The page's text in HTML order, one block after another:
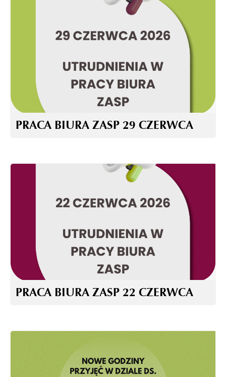
PRACA BIURA ZASP 29 CZERWCA
PRACA BIURA ZASP 22 CZERWCA